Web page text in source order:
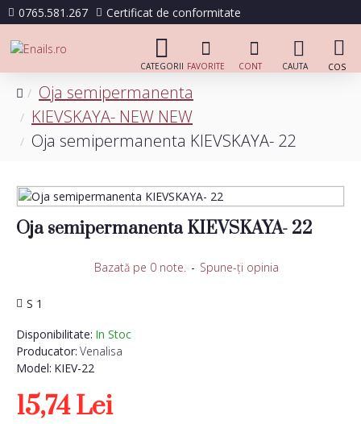
0765.581.267 Certificat de conformitate
Oja semipermanenta
KIEVSKAYA- NEW NEW
Oja semipermanenta KIEVSKAYA- 22
Oja semipermanenta KIEVSKAYA- 22
Disponibilitate: In Stoc
Producator: Venalisa
Model: KIEV-22
S 1
Bazată pe 0 note. - Spune-ţi opinia
15,74 Lei